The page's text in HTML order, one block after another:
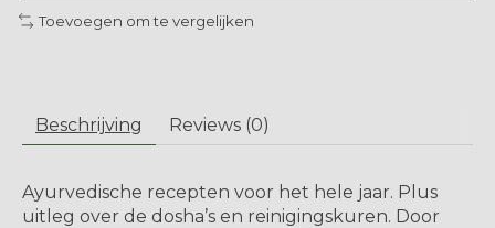
Toevoegen om te vergelijken
Beschrijving Reviews (0)
Ayurvedische recepten voor het hele jaar. Plus
uitleg over de dosha’s en reinigingskuren. Door